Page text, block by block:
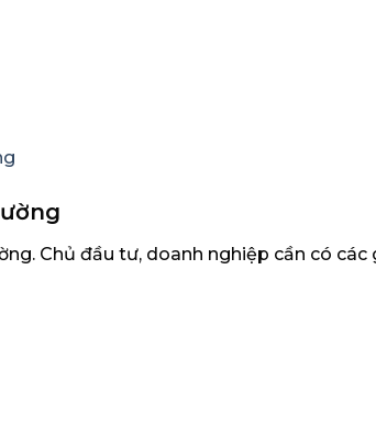
Chủ đầu tư, doanh nghiệp cần có